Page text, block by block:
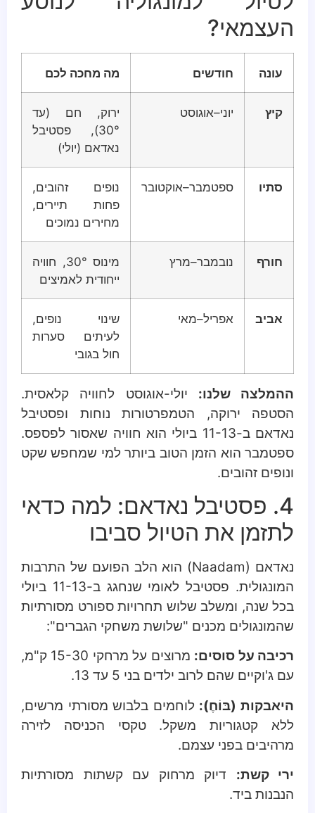
העצמאי?
עונה חודשים מה מחכה לכם
קיץ יוני–אוגוסט
ירוק, חם (עד
30°), פסטיבל
נאדאם (יולי)
סתיו ספטמבר–אוקטובר
נופים זהובים,
פחות תיירים,
מחירים נמוכים
חורף נובמבר–מרץ
מינוס 30°, חוויה
ייחודית לאמיצים
אביב אפריל–מאי
שינוי נופים,
לעיתים סערות
חול בגובי
ההמלצה שלנו: יולי-אוגוסט לחוויה קלאסית.
הסטפה ירוקה, הטמפרטורות נוחות ופסטיבל
נאדאם ב-11-13 ביולי הוא חוויה שאסור לפספס.
ספטמבר הוא הזמן הטוב ביותר למי שמחפש שקט
ונופים זהובים.
4. פסטיבל נאדאם: למה כדאי
לתזמן את הטיול סביבו
נאדאם (Naadam) הוא הלב הפועם של התרבות
המונגולית. פסטיבל לאומי שנחגג ב-11-13 ביולי
בכל שנה, ומשלב שלוש תחרויות ספורט מסורתיות
שהמונגולים מכנים "שלושת משחקי הגברים":
רכיבה על סוסים:
מרוצים על מרחקי 15-30 ק"מ,
עם ג'וקיים שהם לרוב ילדים בני 5 עד 13.
היאבקות (בּוֹחֶ): לוחמים בלבוש מסורתי מרשים,
ללא קטגוריות משקל. טקסי הכניסה לזירה
מרהיבים בפני עצמם.
ירי קשת: דיוק מרחוק עם קשתות מסורתיות
הנבנות ביד.